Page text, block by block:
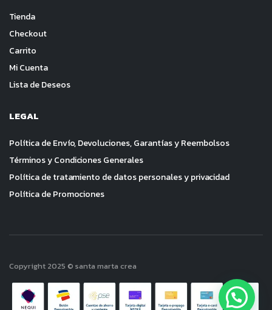
Tienda
Checkout
Carrito
Mi Cuenta
Lista de Deseos
LEGAL
Política de Envío, Devoluciones, Garantías y Reembolsos
Términos y Condiciones Generales
Política de tratamiento de datos personales y privacidad
Política de Promociones
Copyright 2025 © santa marta crea